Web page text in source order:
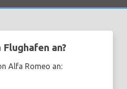
an?
Alfa Romeo an: